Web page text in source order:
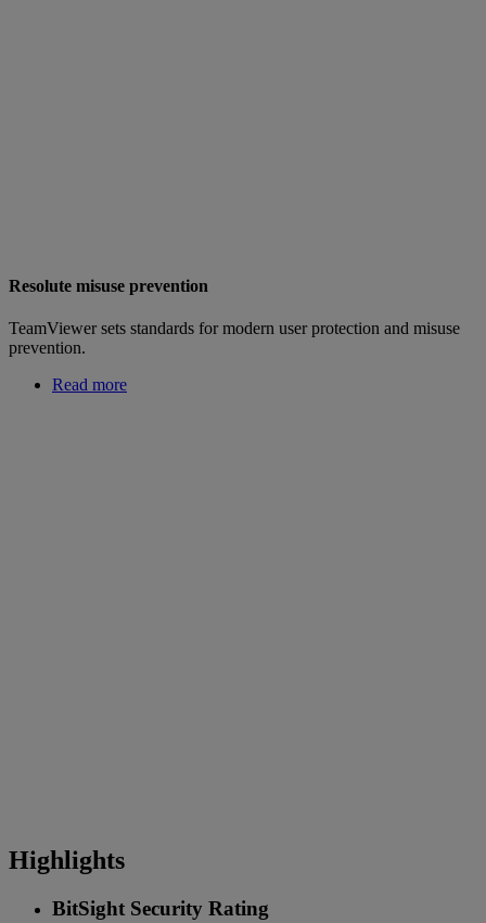
Resolute misuse prevention
TeamViewer sets standards for modern user protection and misuse
prevention.
Read more
Highlights
BitSight Security Rating